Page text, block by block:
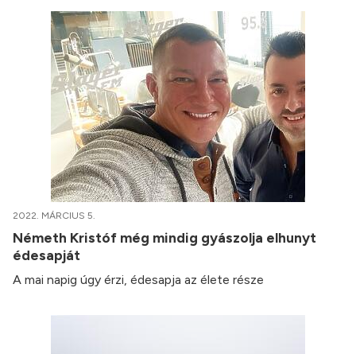
2022. MÁRCIUS 5.
Németh Kristóf még mindig gyászolja elhunyt
édesapját
A mai napig úgy érzi, édesapja az élete része